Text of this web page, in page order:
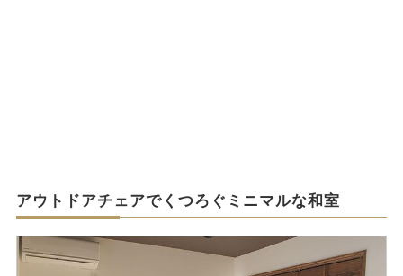
アウトドアチェアでくつろぐミニマルな和室